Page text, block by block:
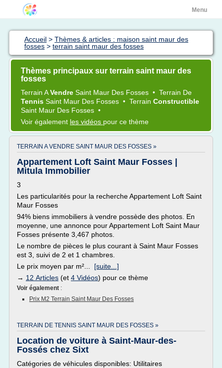
Menu
Accueil > Thèmes & articles : maison saint maur des
fosses > terrain saint maur des fosses
Thèmes principaux sur terrain saint maur des
fosses
Terrain AVendre Saint Maur Des Fosses • Terrain De
Tennis Saint Maur Des Fosses • Terrain Constructible
Saint Maur Des Fosses •
Voir également les vidéos pour ce thème
TERRAIN A VENDRE SAINT MAUR DES FOSSES »
Appartement Loft Saint Maur Fosses |
Mitula Immobilier
3
Les particularités pour la recherche Appartement Loft Saint
Maur Fosses
94% biens immobiliers à vendre possède des photos. En
moyenne, une annonce pour Appartement Loft Saint Maur
Fosses présente 3,467 photos.
Le nombre de pièces le plus courant à Saint Maur Fosses
est 3, suivi de 2 et 1 chambres.
Le prix moyen par m²... [suite...]
→ 12 Articles (et 4 Vidéos) pour ce thème
Voir également :
Prix M2 Terrain Saint Maur Des Fosses
TERRAIN DE TENNIS SAINT MAUR DES FOSSES »
Location de voiture à Saint-Maur-des-
Fossés chez Sixt
Catégories de véhicules disponibles: Utilitaires